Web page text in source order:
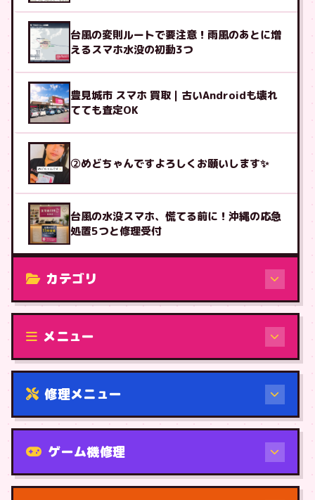
台風の変則ルートで要注意！雨風のあとに増
えるスマホ水没の初動3つ
豊見城市 スマホ 買取｜古いAndroidも壊れ
てても査定OK
②めどちゃんですよろしくお願いします✨
台風の水没スマホ、慌てる前に！沖縄の応急
処置5つと修理受付
カテゴリ
修理（機種から）
メニュー
修理メニュー
機種から
ゲーム機修理